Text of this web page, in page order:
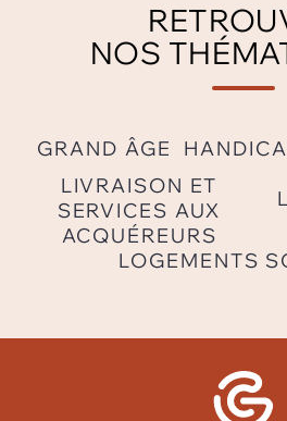
NOS
GRAND ÂGE
LIVRAISON ET
SERVICES AUX
ACQUÉREURS
LOGEMENTS